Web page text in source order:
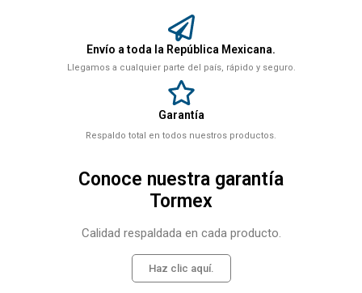
Envío a toda la República Mexicana.
Llegamos a cualquier parte del país, rápido y seguro.
Garantía
Respaldo total en todos nuestros productos.
Conoce nuestra garantía
Tormex
Calidad respaldada en cada producto.
Haz clic aquí.